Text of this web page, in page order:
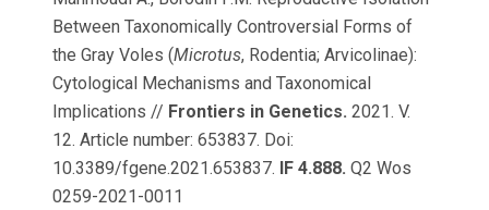
Between Taxonomically Controversial Forms of
the Gray Voles (Microtus, Rodentia; Arvicolinae):
Cytological Mechanisms and Taxonomical
Implications // Frontiers in Genetics. 2021. V.
12. Article number: 653837. Doi:
10.3389/fgene.2021.653837.
IF 4.888. Q2 Wos
0259-2021-0011